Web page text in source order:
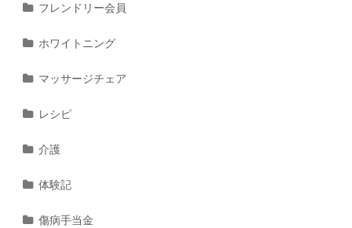
フレンドリー会員
ホワイトニング
マッサージチェア
レシピ
介護
体験記
傷病手当金